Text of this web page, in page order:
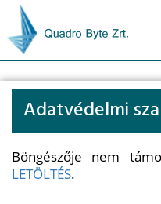
Adatvédelmi
Böngészője nem
LETÖLTÉS.